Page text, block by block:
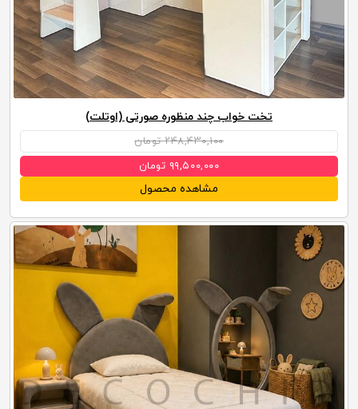
تخت خواب چند منظوره صورتی (اوتلت)
۲۴۸,۴۳۰,۱۰۰ تومان
۹۹,۵۰۰,۰۰۰ تومان
مشاهده محصول